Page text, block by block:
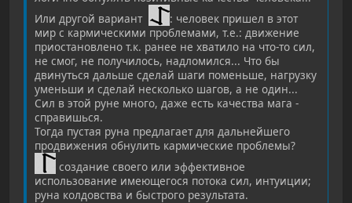
Или другой вариант
: человек пришел в этот
мир с кармическими проблемами, т.е.: движение
приостановлено т.к. ранее не хватило на что-то сил,
не смог, не получилось, надломился... Что бы
двинуться дальше сделай шаги поменьше, нагрузку
уменьши и сделай несколько шагов, а не один...
Сил в этой руне много, даже есть качества мага -
справишься.
Тогда пустая руна предлагает для дальнейшего
продвижения обнулить кармические проблемы?
создание своего или эффективное
использование имеющегося потока сил, интуиции;
руна колдовства и быстрого результата.